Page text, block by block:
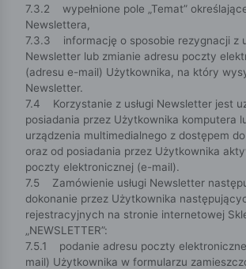
7.3.2 wypełnione pole „Temat”
Newslettera,
7.3.3 informację o sposobie rezygnacji z
Newsletter lub zmianie adresu poczty
(adresu e-mail) Użytkownika, na który
Newsletter.
7.4 Korzystanie z usługi Newsletter jest
posiadania przez Użytkownika komputera
urządzenia multimedialnego z dostępem
oraz od posiadania przez Użytkownika
poczty elektronicznej (e-mail).
7.5 Zamówienie usługi Newsletter
dokonanie przez Użytkownika
rejestracyjnych na stronie internetowej
„NEWSLETTER”:
7.5.1 podanie adresu poczty
mail) Użytkownika w formularzu